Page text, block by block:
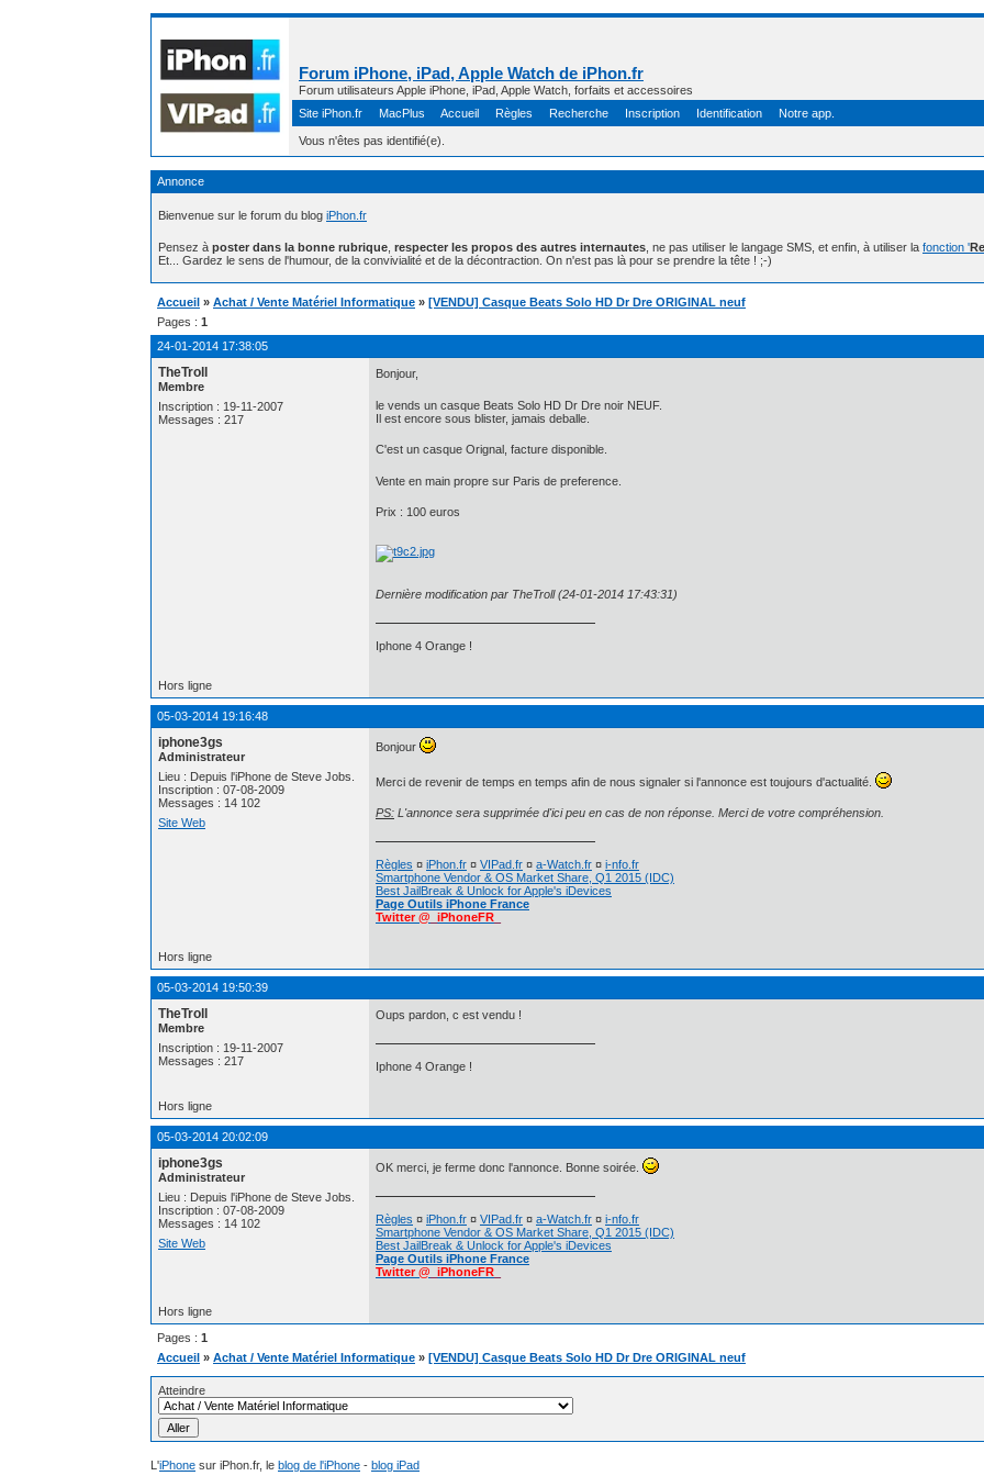
Forum iPhone, iPad, Apple Watch de iPhon.fr
Forum utilisateurs Apple iPhone, iPad, Apple Watch, forfaits et accessoires
Site iPhon.fr
MacPlus Accueil Règles Recherche Inscription Identification Notre app.
Vous n'êtes pas identifié(e).
Annonce
Bienvenue sur le forum du blog iPhon.fr
Pensez à poster dans la bonne rubrique respecter les propos des autres internautes , ne pas utiliser le langage SMS, et enfin, à utiliser la fonction '
Et... Gardez le sens de l'humour, de la convivialité et de la décontraction. On n'est pas là pour se prendre la tête ! ;-)
Accueil » Achat / Vente Matériel Informatique » [VENDU] Casque Beats Solo HD Dr Dre ORIGINAL neuf
Pages : 1
24-01-2014 17:38:05
TheTroll
Membre
Inscription : 19-11-2007
Messages : 217
Bonjour,
le vends un casque Beats Solo HD Dr Dre noir NEUF.
Il est encore sous blister, jamais deballe.
C'est un casque Orignal, facture disponible.
Vente en main propre sur Paris de preference.
Prix : 100 euros
Dernière modification par TheTroll (24-01-2014 17:43:31)
Iphone 4 Orange !
Hors ligne
05-03-2014 19:16:48
iphone3gs
Administrateur
Lieu : Depuis l'iPhone de Steve Jobs.
Inscription : 07-08-2009
Messages : 14 102
Site Web
Bonjour
Merci de revenir de temps en temps afin de nous signaler si l'annonce est toujours d'actualité.
PS: L'annonce sera supprimée d'ici peu en cas de non réponse. Merci de votre compréhension.
Règles ¤ iPhon.fr ¤ VIPad.fr ¤ a-Watch.fr ¤ i-nfo.fr
Smartphone Vendor & OS Market Share, Q1 2015 (IDC)
Best JailBreak & Unlock for Apple's iDevices
Page Outils iPhone France
Twitter @_iPhoneFR_
Hors ligne
05-03-2014 19:50:39
TheTroll
Membre
Inscription : 19-11-2007
Messages : 217
Oups pardon, c est vendu !
Iphone 4 Orange !
Hors ligne
05-03-2014 20:02:09
iphone3gs
Administrateur
Lieu : Depuis l'iPhone de Steve Jobs.
Inscription : 07-08-2009
Messages : 14 102
Site Web
OK merci, je ferme donc l'annonce. Bonne soirée.
Règles ¤ iPhon.fr ¤ VIPad.fr ¤ a-Watch.fr ¤ i-nfo.fr
Smartphone Vendor & OS Market Share, Q1 2015 (IDC)
Best JailBreak & Unlock for Apple's iDevices
Page Outils iPhone France
Twitter @_iPhoneFR_
Hors ligne
Pages : 1
Accueil » Achat / Vente Matériel Informatique » [VENDU] Casque Beats Solo HD Dr Dre ORIGINAL neuf
Atteindre
L'iPhone sur iPhon.fr, le blog de l'iPhone - blog iPad